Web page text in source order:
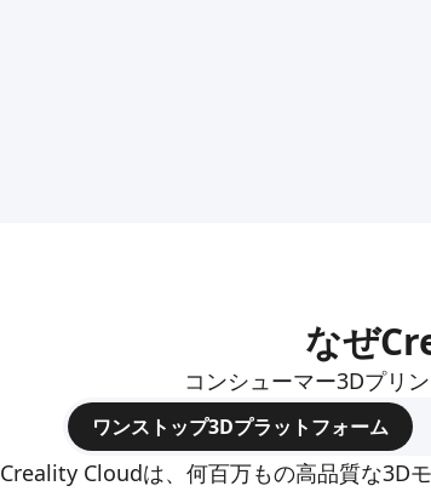
なぜ
コンシューマー3Dプリ
ワンストップ3Dプラットフォーム
Creality Cloudは、何百万もの高品質な3D